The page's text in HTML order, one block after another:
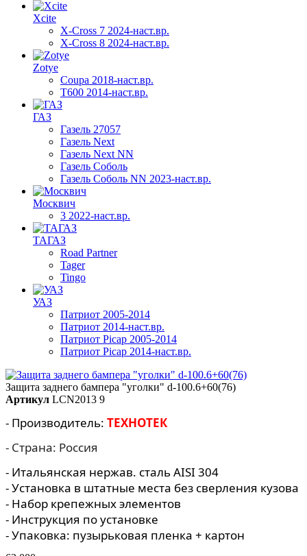
Xcite
X-Cross 7 2024-наст.вр.
X-Cross 8 2024-наст.вр.
Zotye
Coupa 2018-наст.вр.
T600 2014-наст.вр.
ГАЗ
Газель 27057
Газель Next
Газель Next NN
Газель Соболь
Газель Соболь NN 2023-наст.вр.
Москвич
3 2022-наст.вр.
ТАГАЗ
Road Partner
Tager
Tingo
УАЗ
Патриот 2005-2014
Патриот 2014-наст.вр.
Патриот Picap 2005-2014
Патриот Picap 2014-наст.вр.
Защита заднего бампера "уголки" d-100.6+60(76)
Артикул LCN2013 9
- Производитель: ТЕХНОТЕК
- Страна: Россия
- Итальянская нержав. сталь AISI 304
- Установка в штатные места без сверления кузова
- Набор крепежных элементов
- Инструкция по установке
- Упаковка: пузырьковая пленка + картон